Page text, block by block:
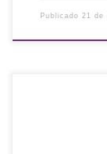
Publicado 21 de